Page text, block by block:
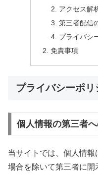
アクセス解
第三者配信
プライバシ
免責事項
プライバシーポリ
個人情報の第三者
当サイトでは、個人情
場合を除いて第三者に開